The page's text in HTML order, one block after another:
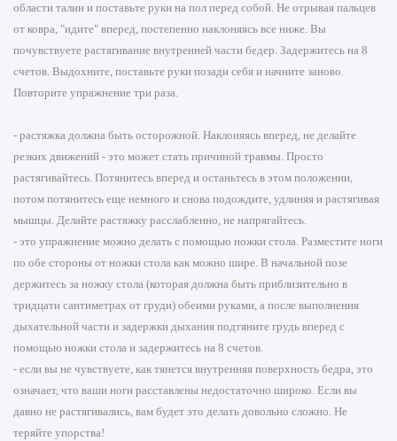
области талии и поставьте руки на пол перед собой. Не отрывая пальцев
от ковра, "идите" вперед, постепенно наклоняясь все ниже. Вы
почувствуете растягивание внутренней части бедер. Задержитесь на 8
счетов. Выдохните, поставьте руки позади себя и начните заново.
Повторите упражнение три раза.
- растяжка должна быть осторожной. Наклоняясь вперед, не делайте
резких движений - это может стать причиной травмы. Просто
растягивайтесь. Потянитесь вперед и останьтесь в этом положении,
потом потянитесь еще немного и снова подождите, удлиняя и растягивая
мышцы. Делайте растяжку расслабленно, не напрягайтесь.
- это упражнение можно делать с помощью ножки стола. Разместите ноги
по обе стороны от ножки стола как можно шире. В начальной позе
держитесь за ножку стола (которая должна быть приблизительно в
тридцати сантиметрах от груди) обеими руками, а после выполнения
дыхательной части и задержки дыхания подтяните грудь вперед с
помощью ножки стола и задержитесь на 8 счетов.
- если вы не чувствуете, как тянется внутренняя поверхность бедра, это
означает, что ваши ноги расставлены недостаточно широко. Если вы
давно не растягивались, вам будет это делать довольно сложно. Не
теряйте упорства!